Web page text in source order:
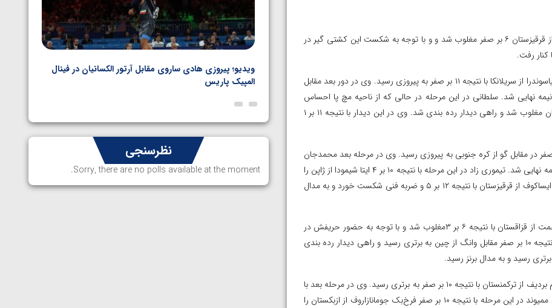
در وزن ۵۷ کیلوگرم، عرفان سیری در دور اول در مقابل تمیربکوف از قرقیزستان ۶ بر صفر مغلوب شد و و با توجه به شکست این کشتی گیر در
کنار رفت.
در وزن ۶۱ کیلوگرم، علی اصغر سلطانی در دور نخست در مقابل جایاسوندرا از سریلانکا با نتیجه ۱۱ بر صفر به پیروزی رسید. وی در دور بعد مقابل
دست یافت و راهی نیمه نهایی شد. سلطانی در این مرحله در حالی که از ناحیه مچ پا احساس
ناراحتی می کرد با نتیجه ۱۰ بر صفر مقابل بکاسیل آسامبک قزاقستان مغلوب شد و راهی دیدار رده بندی شد. وی در این دیدار با نتیجه ۱۱ بر ۱
۶۵ کیلوگرم، امیررضا تیموری زاد در دور اول با نتیجه ۱۰ بر صفر در مقابل گو از کره جنوبی به پیروزی رسید. وی در مرحله بعد محمدجان
سعیدوف از تاجیکستان را با نتیجه ۱۰ بر صفر مغلوب کرد و راهی نیمه نهایی شد. تیموری زاد در این مرحله با نتیجه ۱۰ بر ۴ ایتا شیمودا از ژاپن را
شکست داد و راهی دیدار نهایی شد. وی در فینال در مقابل عیسی ایساکوف از قرقیزستان با نتیجه ۱۲ بر ۵ و ضربه فنی شکست خورد و به مدال
در وزن ۷۰ کیلوگرم، سجاد پیردایه در دور نخست در مقابل سیداخمت از قزاقستان با نتیجه ۶ بر ۳مغلوب شد و با توجه به حضور حریفش در
دیدار فینال به جدول شانس مجدد بازگشت. وی در این مرحله با نتیجه ۱۰ بر صفر مقابل وانگ از چین به برتری رسید و راهی دیدار رده بندی
در وزن ۷۴ کیلوگرم، محمدمهدی ممیوند در دور اول در مقابل عظیم بردیف از ترکمنستان با نتیجه ۱۰ بر صفر به برتری رسید. وی در مرحله بعد با
نتیجه ۱۱ بر صفر بر تائو شن از چین غلبه کرد و به نیمه نهایی رسید. ممیوند در این مرحله با نتیجه ۱۰ بر صفر فرخ‌بک جومانازاروف از ازبکستان را
ناظم امینه
ویدیو؛ پیروزی هادی ساروی مقابل آرتور الکسانیان در فینال
المپیک پاریس
نظرسنجی
Sorry, there are no polls available at the moment.